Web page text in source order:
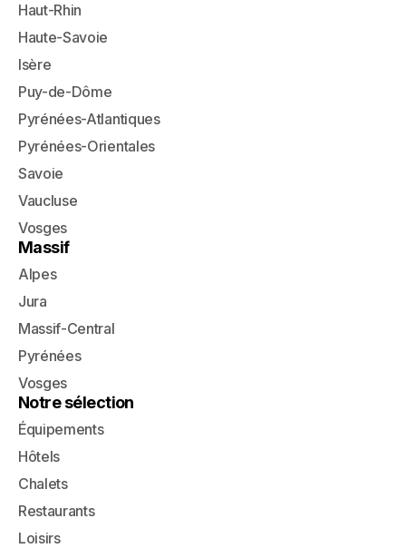
Haut-Rhin
Haute-Savoie
Isère
Puy-de-Dôme
Pyrénées-Atlantiques
Pyrénées-Orientales
Savoie
Vaucluse
Vosges
Massif
Alpes
Jura
Massif-Central
Pyrénées
Vosges
Notre sélection
Équipements
Hôtels
Chalets
Restaurants
Loisirs